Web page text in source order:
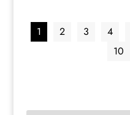
15,00 €.
1 2 3 4
10